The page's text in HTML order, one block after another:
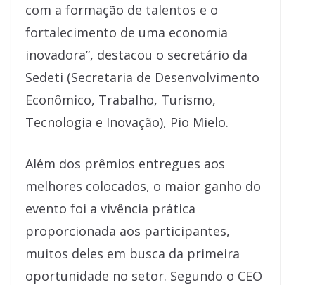
com a formação de talentos e o
fortalecimento de uma economia
inovadora”, destacou o secretário da
Sedeti (Secretaria de Desenvolvimento
Econômico, Trabalho, Turismo,
Tecnologia e Inovação), Pio Mielo.
Além dos prêmios entregues aos
melhores colocados, o maior ganho do
evento foi a vivência prática
proporcionada aos participantes,
muitos deles em busca da primeira
oportunidade no setor. Segundo o CEO